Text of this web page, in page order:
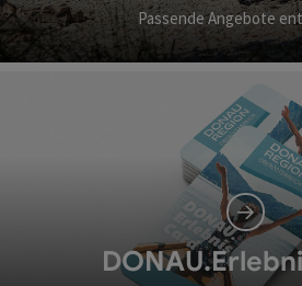
Passende Angebote